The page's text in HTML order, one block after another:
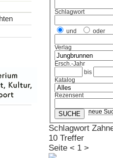
Schlagwort
und oder
Verlag
Ersch.-Jahr
bis
Katalog
Rezensent
neue
Schlagwort
10 Treffer
Seite < 1 >